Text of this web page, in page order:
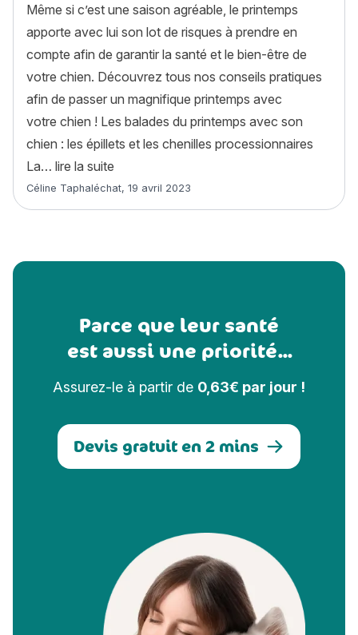
Même si c’est une saison agréable, le printemps
apporte avec lui son lot de risques à prendre en
compte afin de garantir la santé et le bien-être de
votre chien. Découvrez tous nos conseils pratiques
afin de passer un magnifique printemps avec
votre chien ! Les balades du printemps avec son
chien : les épillets et les chenilles processionnaires
La… lire la suite
Article rédigé par
Céline Taphaléchat, 19 avril 2023
Parce que leur santé
est aussi une priorité...
Assurez-le à partir de 0,63€ par jour !
Devis gratuit en 2 mins